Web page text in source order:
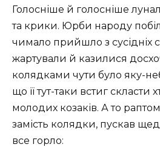
Голосніше й голосніше
та крики. Юрби народу
чимало прийшло з сусідніх
жартували й казилися
колядками чути було яку-
що її тут-таки встиг скласти
молодих козаків. А то
замість колядки, пускав
все горло: